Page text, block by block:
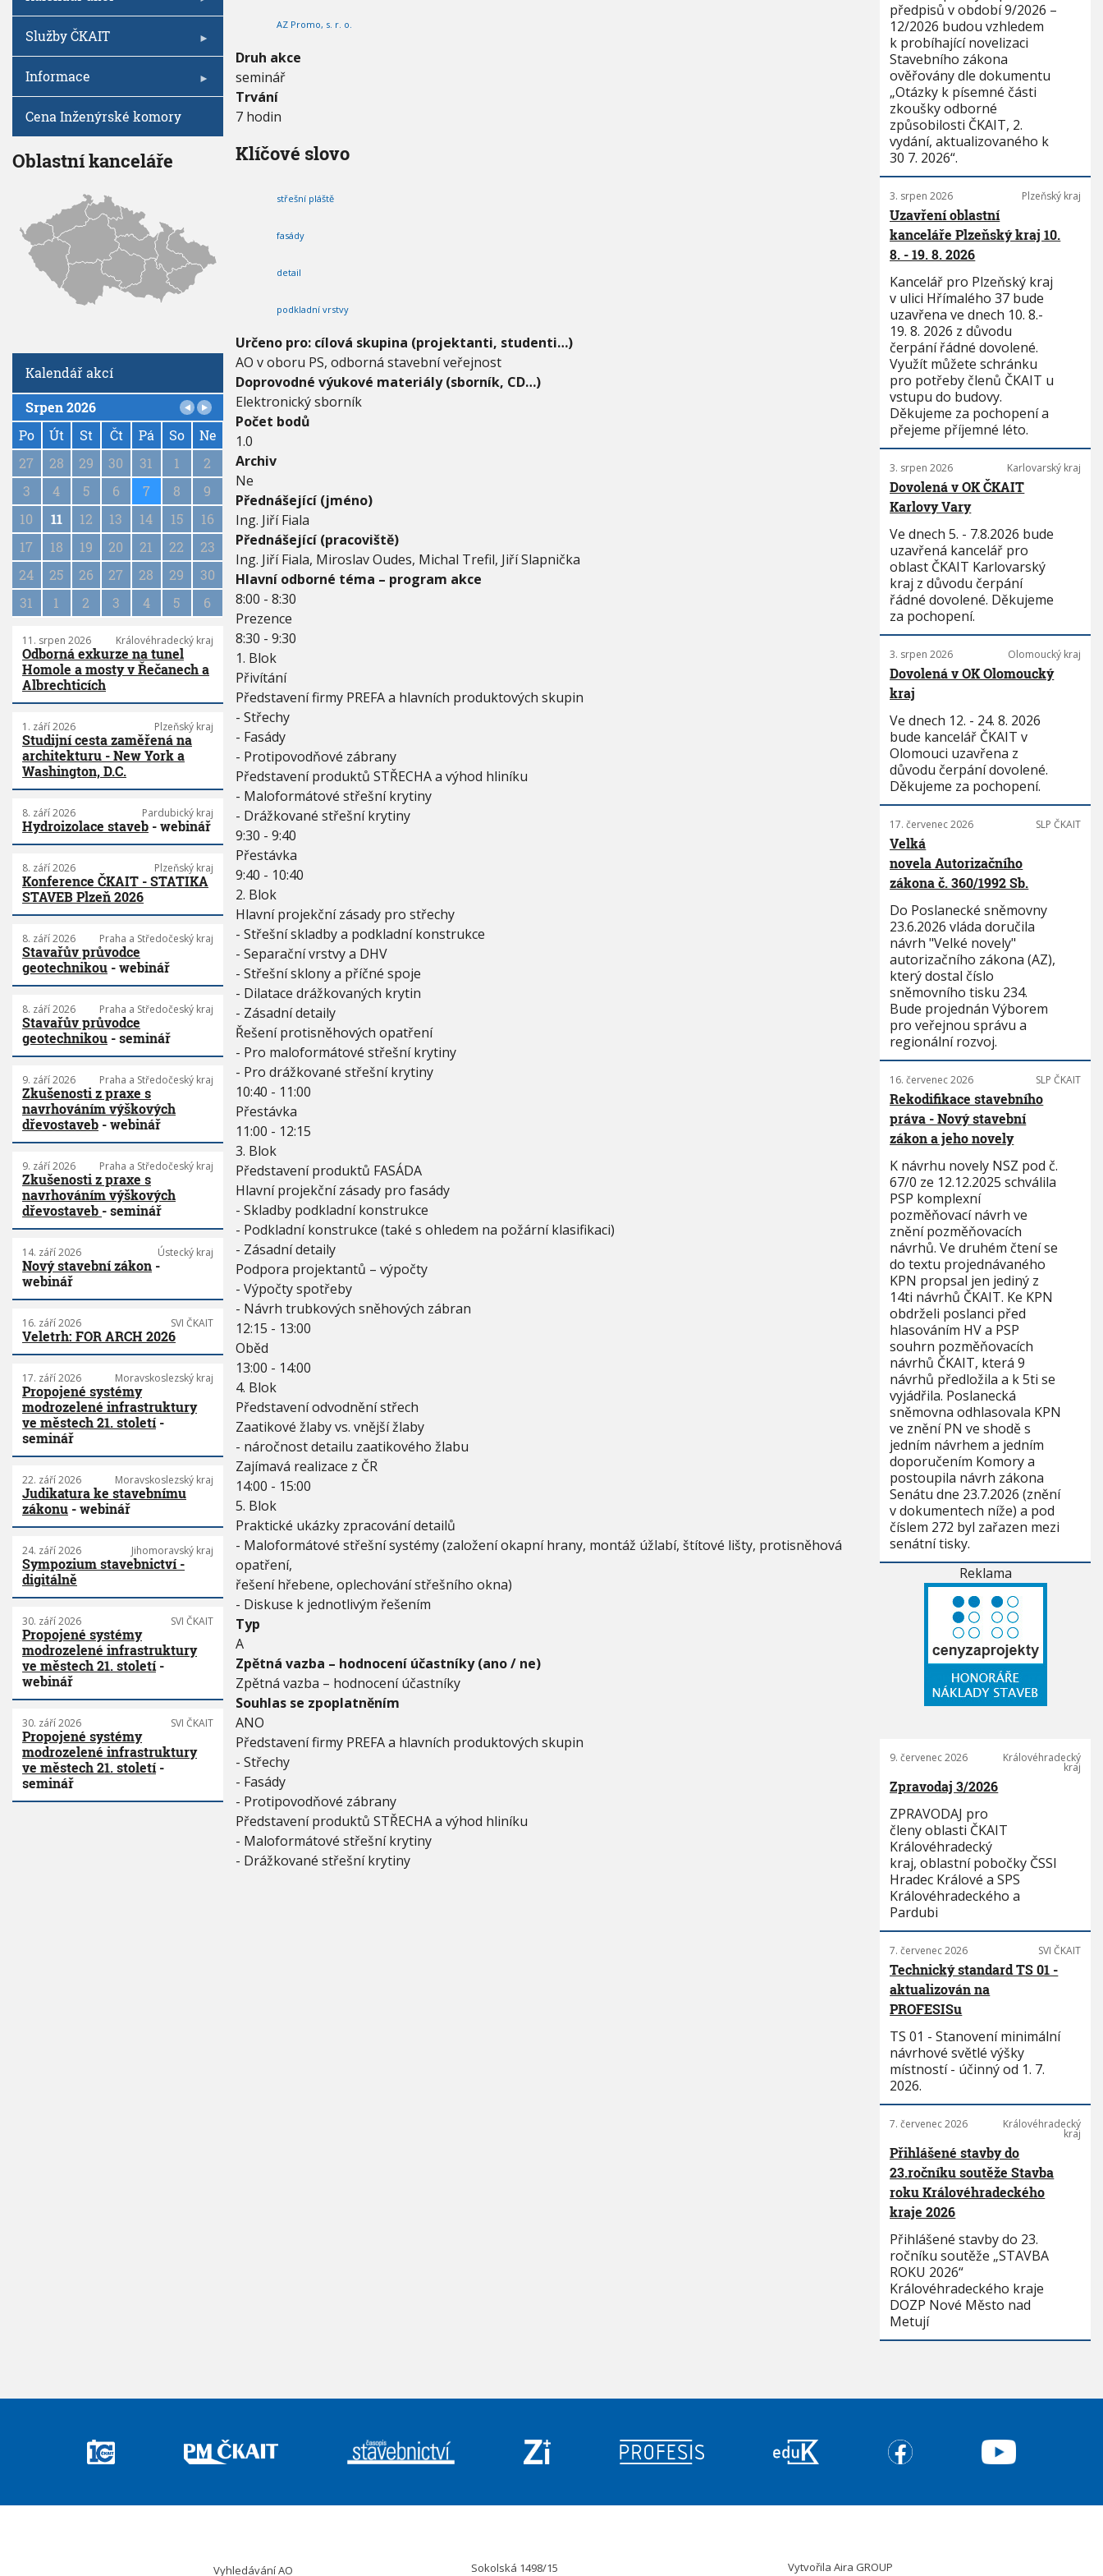
N
I
U
M
P
O
N
Í
a
F
A
S
Á
D
N
Í
S
Y
S
T
É
M
Y
AZ Promo, s. r. o.
Druh akce
seminář
Trvání
7 hodin
Klíčové slovo
střešní pláště
fasády
detail
podkladní vrstvy
Určeno pro: cílová skupina (projektanti, studenti…)
AO v oboru PS, odborná stavební veřejnost
Doprovodné výukové materiály (sborník, CD…)
Elektronický sborník
Počet bodů
1.0
Archiv
Ne
Přednášející (jméno)
Ing. Jiří Fiala
Přednášející (pracoviště)
Ing. Jiří Fiala, Miroslav Oudes, Michal Trefil, Jiří Slapnička
Hlavní odborné téma – program akce
8:00 - 8:30
Prezence
8:30 - 9:30
1. Blok
Přivítání
Představení firmy PREFA a hlavních produktových skupin
- Střechy
- Fasády
- Protipovodňové zábrany
Představení produktů STŘECHA a výhod hliníku
- Maloformátové střešní krytiny
- Drážkované střešní krytiny
9:30 - 9:40
Přestávka
9:40 - 10:40
2. Blok
Hlavní projekční zásady pro střechy
- Střešní skladby a podkladní konstrukce
- Separační vrstvy a DHV
- Střešní sklony a příčné spoje
- Dilatace drážkovaných krytin
- Zásadní detaily
Řešení protisněhových opatření
- Pro maloformátové střešní krytiny
- Pro drážkované střešní krytiny
10:40 - 11:00
Přestávka
11:00 - 12:15
3. Blok
Představení produktů FASÁDA
Hlavní projekční zásady pro fasády
- Skladby podkladní konstrukce
- Podkladní konstrukce (také s ohledem na požární klasifikaci)
- Zásadní detaily
Podpora projektantů – výpočty
- Výpočty spotřeby
- Návrh trubkových sněhových zábran
12:15 - 13:00
Oběd
13:00 - 14:00
4. Blok
Představení odvodnění střech
Zaatikové žlaby vs. vnější žlaby
- náročnost detailu zaatikového žlabu
Zajímavá realizace z ČR
14:00 - 15:00
5. Blok
Praktické ukázky zpracování detailů
- Maloformátové střešní systémy (založení okapní hrany, montáž úžlabí, štítové lišty, protisněhová
opatření,
řešení hřebene, oplechování střešního okna)
- Diskuse k jednotlivým řešením
Typ
A
Zpětná vazba – hodnocení účastníky (ano / ne)
Zpětná vazba – hodnocení účastníky
Souhlas se zpoplatněním
ANO
Představení firmy PREFA a hlavních produktových skupin
- Střechy
- Fasády
- Protipovodňové zábrany
Představení produktů STŘECHA a výhod hliníku
- Maloformátové střešní krytiny
- Drážkované střešní krytiny
Služby ČKAIT
Informace
Cena Inženýrské komory
Oblastní kanceláře
Kalendář akcí
P
a
g
a
i
o
n
Srpen 2026
Po
Út St Čt Pá So
Ne
27
28 29 30 31 1
2
3
4 5 6 7 8
9
10
11 12 13 14 15
16
17
18 19 20 21 22
23
24
25 26 27 28 29
30
31
1 2 3 4 5 6
11. srpen 2026 Královéhradecký kraj
Odborná exkurze na tunel
Homole a mosty v Řečanech a
Albrechticích
1. září 2026 Plzeňský kraj
Studijní cesta zaměřená na
architekturu - New York a
Washington, D.C.
8. září 2026 Pardubický kraj
Hydroizolace staveb - webinář
8. září 2026 Plzeňský kraj
Konference ČKAIT - STATIKA
STAVEB Plzeň 2026
8. září 2026 Praha a Středočeský kraj
Stavařův průvodce
geotechnikou - webinář
8. září 2026 Praha a Středočeský kraj
Stavařův průvodce
geotechnikou - seminář
9. září 2026 Praha a Středočeský kraj
Zkušenosti z praxe s
navrhováním výškových
dřevostaveb - webinář
9. září 2026 Praha a Středočeský kraj
Zkušenosti z praxe s
navrhováním výškových
dřevostaveb - seminář
14. září 2026 Ústecký kraj
Nový stavební zákon -
webinář
16. září 2026 SVI ČKAIT
Veletrh: FOR ARCH 2026
17. září 2026 Moravskoslezský kraj
Propojené systémy
modrozelené infrastruktury
ve městech 21. století-
seminář
22. září 2026 Moravskoslezský kraj
Judikatura ke stavebnímu
zákonu - webinář
24. září 2026 Jihomoravský kraj
Sympozium stavebnictví -
digitálně
30. září 2026 SVI ČKAIT
Propojené systémy
modrozelené infrastruktury
ve městech 21. století-
webinář
30. září 2026 SVI ČKAIT
Propojené systémy
modrozelené infrastruktury
ve městech 21. století-
seminář
předpisů v období 9/2026 –
12/2026 budou vzhledem
k probíhající novelizaci
Stavebního zákona
ověřovány dle dokumentu
„Otázky k písemné části
zkoušky odborné
způsobilosti ČKAIT, 2.
vydání, aktualizovaného k
30 7. 2026“.
3. srpen 2026 Plzeňský kraj
Uzavření oblastní
kanceláře Plzeňský kraj 10.
8. - 19. 8. 2026
Kancelář pro Plzeňský kraj
v ulici Hřímalého 37 bude
uzavřena ve dnech 10. 8.-
19. 8. 2026 z důvodu
čerpání řádné dovolené.
Využít můžete schránku
pro potřeby členů ČKAIT u
vstupu do budovy.
Děkujeme za pochopení a
přejeme příjemné léto.
3. srpen 2026 Karlovarský kraj
Dovolená v OK ČKAIT
Karlovy Vary
Ve dnech 5. - 7.8.2026 bude
uzavřená kancelář pro
oblast ČKAIT Karlovarský
kraj z důvodu čerpání
řádné dovolené. Děkujeme
za pochopení.
3. srpen 2026 Olomoucký kraj
Dovolená v OK Olomoucký
kraj
Ve dnech 12. - 24. 8. 2026
bude kancelář ČKAIT v
Olomouci uzavřena z
důvodu čerpání dovolené.
Děkujeme za pochopení.
17. červenec 2026 SLP ČKAIT
Velká
novela Autorizačního
zákona č. 360/1992 Sb.
Do Poslanecké sněmovny
23.6.2026 vláda doručila
návrh "Velké novely"
autorizačního zákona (AZ),
který dostal číslo
sněmovního tisku 234.
Bude projednán Výborem
pro veřejnou správu a
regionální rozvoj.
16. červenec 2026 SLP ČKAIT
Rekodifikace stavebního
práva - Nový stavební
zákon a jeho novely
K návrhu novely NSZ pod č.
67/0 ze 12.12.2025 schválila
PSP komplexní
pozměňovací návrh ve
znění pozměňovacích
návrhů. Ve druhém čtení se
do textu projednávaného
KPN propsal jen jediný z
14ti návrhů ČKAIT. Ke KPN
obdrželi poslanci před
hlasováním HV a PSP
souhrn pozměňovacích
návrhů ČKAIT, která 9
návrhů předložila a k 5ti se
vyjádřila. Poslanecká
sněmovna odhlasovala KPN
ve znění PN ve shodě s
jedním návrhem a jedním
doporučením Komory a
postoupila návrh zákona
Senátu dne 23.7.2026 (znění
v dokumentech níže) a pod
číslem 272 byl zařazen mezi
senátní tisky.
Reklama
9. červenec 2026 Královéhradecký
kraj
Zpravodaj 3/2026
ZPRAVODAJ pro
členy oblasti ČKAIT
Královéhradecký
kraj, oblastní pobočky ČSSI
Hradec Králové a SPS
Královéhradeckého a
Pardubi
7. červenec 2026 SVI ČKAIT
Technický standard TS 01 -
aktualizován na
PROFESISu
TS 01 - Stanovení minimální
návrhové světlé výšky
místností - účinný od 1. 7.
2026.
7. červenec 2026 Královéhradecký
kraj
Přihlášené stavby do
23.ročníku soutěže Stavba
roku Královéhradeckého
kraje 2026
Přihlášené stavby do 23.
ročníku soutěže „STAVBA
ROKU 2026“
Královéhradeckého kraje
DOZP Nové Město nad
Metují
Vyhledávání AO Sokolská 1498/15 VytvořilaAira GROUP